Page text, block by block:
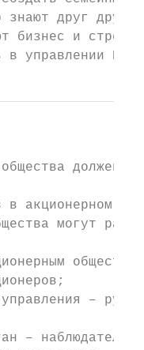
друг друга.
бизнес и
управлении НТ.
должен
акционерном
могут
–
–